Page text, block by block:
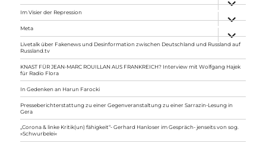
anzeigen
Im Visier der Repression
anzeigen
Meta
anzeigen
Livetalk über Fakenews und Desinformation zwischen Deutschland und Russland auf
Russland.tv
KNAST FÜR JEAN-MARC ROUILLAN AUS FRANKREICH? Interview mit Wolfgang Hajek
für Radio Flora
In Gedenken an Harun Farocki
Presseberichterstattung zu einer Gegenveranstaltung zu einer Sarrazin-Lesung in
Gera
„Corona & linke Kritik(un) fähigkeit“- Gerhard Hanloser im Gespräch- jenseits von sog.
»Schwurbelei«